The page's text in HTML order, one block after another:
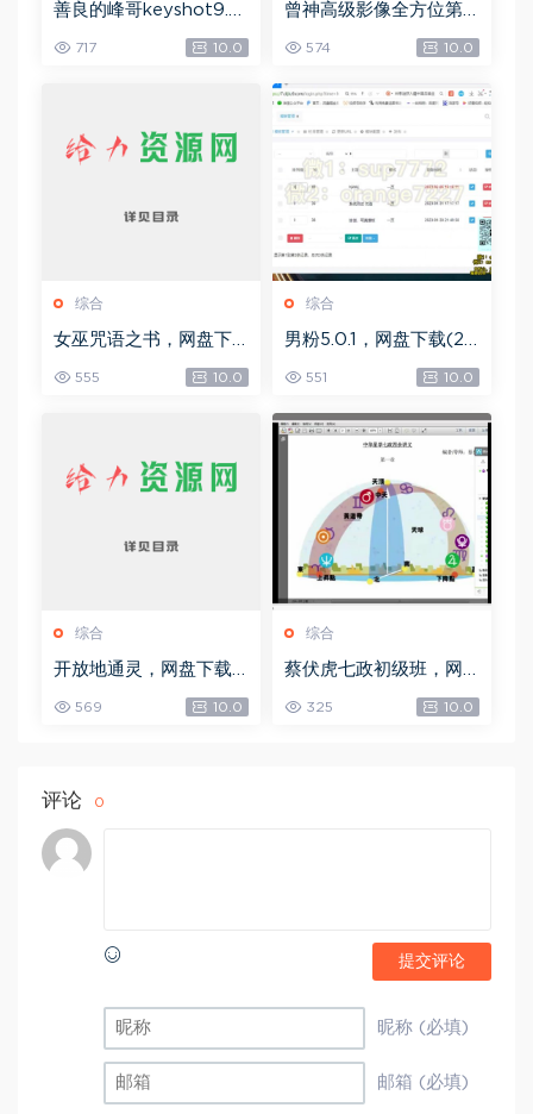
善良的峰哥keyshot9.0
自学宝典，网盘下载(2.3
6G)
717 10.0
曾神高级影像全方位第
四期，网盘下载(49.08
G)
574 10.0
综合
女巫咒语之书，网盘下
555 10.0
综合
男粉5.0.1，网盘下载(25
551 10.0
综合
开放地通灵，网盘下载
569 10.0
综合
蔡伏虎七政初级班，网
325 10.0
评论 0
提交评论
昵称 (必填)
邮箱 (必填)